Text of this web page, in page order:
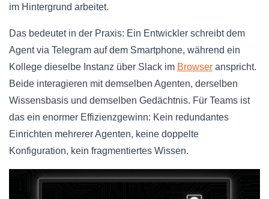
im Hintergrund arbeitet.
Das bedeutet in der Praxis: Ein Entwickler schreibt dem
Agent via Telegram auf dem Smartphone, während ein
Kollege dieselbe Instanz über Slack im Browser anspricht.
Beide interagieren mit demselben Agenten, derselben
Wissensbasis und demselben Gedächtnis. Für Teams ist
das ein enormer Effizienzgewinn: Kein redundantes
Einrichten mehrerer Agenten, keine doppelte
Konfiguration, kein fragmentiertes Wissen.